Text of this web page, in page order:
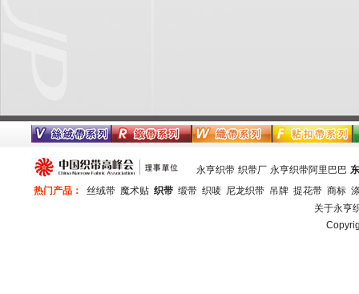
永亨织带 织带厂 永亨织带阿里巴巴
热门产品：
丝绒带 魔术贴 织带 缎带 织唛 尼龙织带 吊牌 提花带 商标
关于永亨